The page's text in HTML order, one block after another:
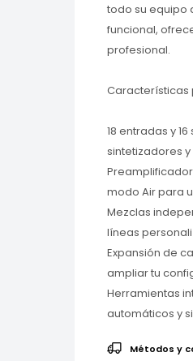
todo su equipo
funcional,
profesional.
Características
18 entradas y
sintetizadores y
modo Air para
Mezclas
líneas
Expansión de
ampliar tu
Herramientas
automáticos y
Métodos y